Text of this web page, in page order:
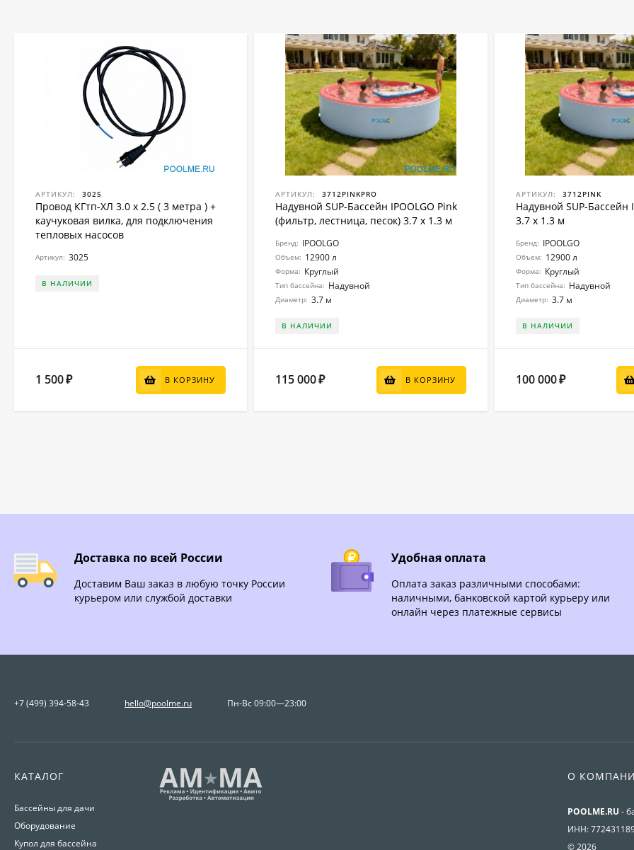
АРТИКУЛ: 3025
Провод КГтп-ХЛ 3.0 x 2.5 ( 3 метра ) +
каучуковая вилка, для подключения
тепловых насосов
Артикул: 3025
В НАЛИЧИИ
1 500₽ В КОРЗИНУ
АРТИКУЛ: 3712PINKPRO
Надувной SUP-Бассейн IPOOLGO Pink
(фильтр, лестница, песок) 3.7 x 1.3 м
Бренд: IPOOLGO
Объем: 12900 л
Форма: Круглый
Тип бассейна: Надувной
Диаметр: 3.7 м
В НАЛИЧИИ
115 000₽ В КОРЗИНУ
АРТИКУЛ: 3712PINK
Надувной SUP-Бассейн
3.7 x 1.3 м
Бренд: IPOOLGO
Объем: 12900 л
Форма: Круглый
Тип бассейна: Надувной
Диаметр: 3.7 м
В НАЛИЧИИ
100 000₽
Доставка по всей России
Доставим Ваш заказ в любую точку России
курьером или службой доставки
Удобная оплата
Оплата заказ различными способами:
наличными, банковской картой курьеру или
онлайн через платежные сервисы
+7 (499) 394-58-43 hello@poolme.ru Пн-Вс 09:00—23:00
КАТАЛОГ
Бассейны для дачи
Оборудование
Купол для бассейна
О
POOLME.RU -
ИНН:
© 2026